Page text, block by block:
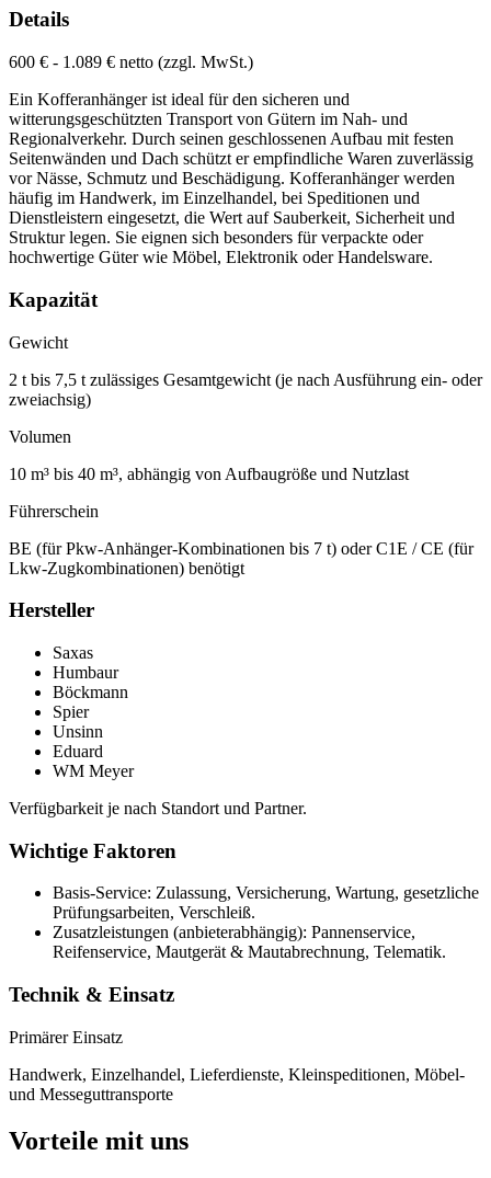
Details
600 € - 1.089 € netto (zzgl. MwSt.)
Ein Kofferanhänger ist ideal für den sicheren und
witterungsgeschützten Transport von Gütern im Nah- und
Regionalverkehr. Durch seinen geschlossenen Aufbau mit festen
Seitenwänden und Dach schützt er empfindliche Waren zuverlässig
vor Nässe, Schmutz und Beschädigung. Kofferanhänger werden
häufig im Handwerk, im Einzelhandel, bei Speditionen und
Dienstleistern eingesetzt, die Wert auf Sauberkeit, Sicherheit und
Struktur legen. Sie eignen sich besonders für verpackte oder
hochwertige Güter wie Möbel, Elektronik oder Handelsware.
Kapazität
Gewicht
2 t bis 7,5 t zulässiges Gesamtgewicht (je nach Ausführung ein- oder
zweiachsig)
Volumen
10 m³ bis 40 m³, abhängig von Aufbaugröße und Nutzlast
Führerschein
BE (für Pkw-Anhänger-Kombinationen bis 7 t) oder C1E / CE (für
Lkw-Zugkombinationen) benötigt
Hersteller
Saxas
Humbaur
Böckmann
Spier
Unsinn
Eduard
WM Meyer
Verfügbarkeit je nach Standort und Partner.
Wichtige Faktoren
Basis-Service: Zulassung, Versicherung, Wartung, gesetzliche
Prüfungsarbeiten, Verschleiß.
Zusatzleistungen (anbieterabhängig): Pannenservice,
Reifenservice, Mautgerät & Mautabrechnung, Telematik.
Technik & Einsatz
Primärer Einsatz
Handwerk, Einzelhandel, Lieferdienste, Kleinspeditionen, Möbel-
und Messeguttransporte
Vorteile mit uns